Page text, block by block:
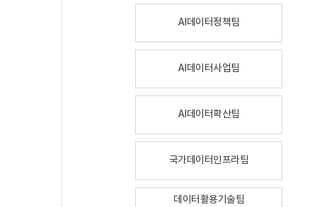
AI데이터정책팀
AI데이터사업팀
AI데이터확산팀
국가데이터인프라팀
데이터활용기술팀